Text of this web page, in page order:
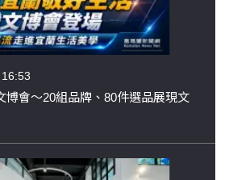
博會～20組品牌、80件選品展現文